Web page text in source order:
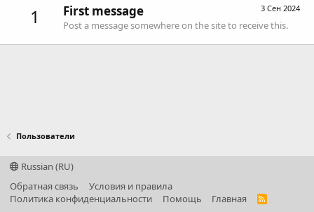
1 3 Сен 2024
First message
Post a message somewhere on the site to receive this.
Пользователи
Russian (RU)
Обратная связь
Условия и правила
Политика конфиденциальности
Помощь Главная
R